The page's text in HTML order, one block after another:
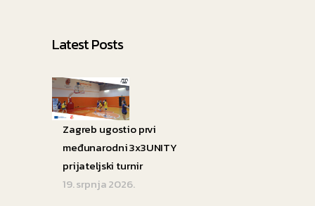
Latest Posts
Zagreb ugostio prvi
međunarodni 3x3UNITY
prijateljski turnir
19. srpnja 2026.